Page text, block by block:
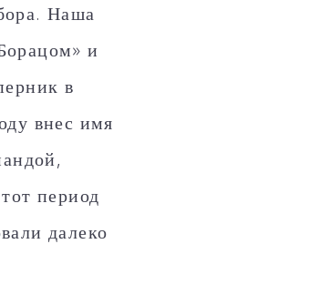
Наша
и
в
внес имя
период
далеко